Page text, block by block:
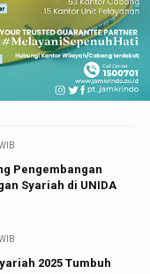
Pengembangan
Syariah di UNIDA
2025 Tumbuh